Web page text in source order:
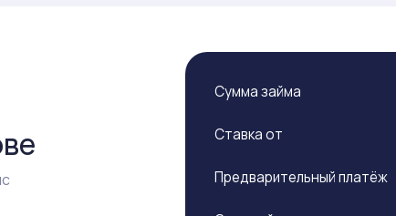
Сумма займа
Ставка от
Предварительный платёж